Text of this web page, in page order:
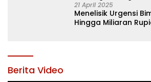
21 April 2025
Menelisik Urgensi
Hingga Miliaran
Berita Video